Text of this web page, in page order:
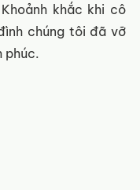
khắc khi cô
chúng tôi đã vỡ
phúc.